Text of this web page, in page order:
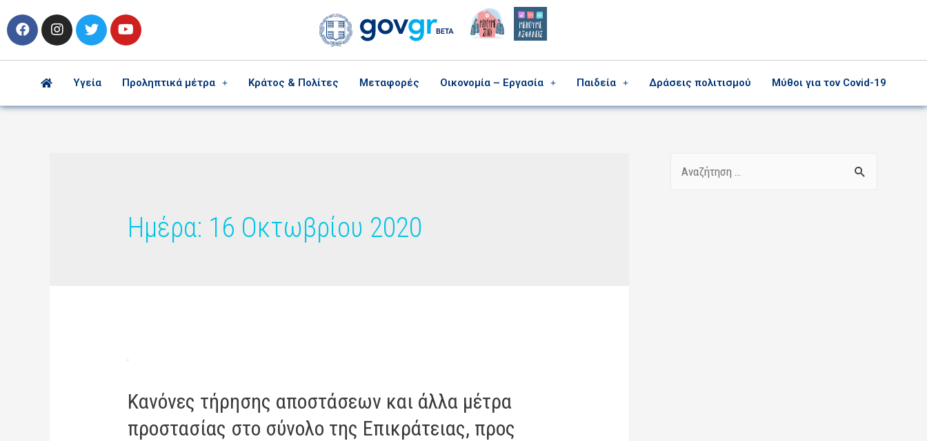
Υγεία Προληπτικά μέτρα Κράτος & Πολίτες Μεταφορές Οικονομία – Εργασία Παιδεία Δράσεις πολιτισμού Μύθοι για τον Covid-19
Ημέρα: 16 Οκτωβρίου 2020
Κανόνες τήρησης αποστάσεων και άλλα μέτρα
προστασίας στο σύνολο της Επικράτειας, προς